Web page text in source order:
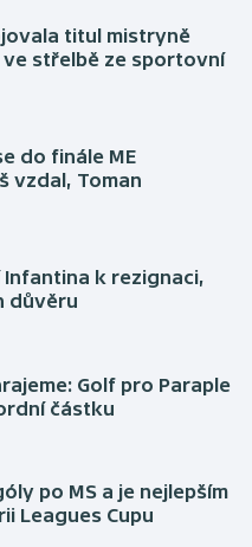
titul mistryně
ve střelbě ze sportovní
do finále ME
vzdal, Toman
k rezignaci,
důvěru
Golf pro Paraple
částku
po MS a je nejlepším
Leagues Cupu